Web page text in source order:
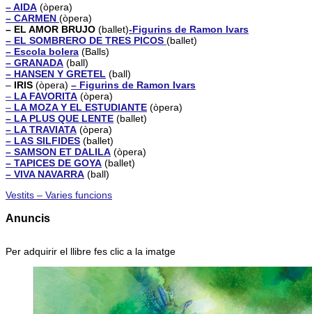
– AIDA (òpera)
– CARMEN (òpera)
– EL AMOR BRUJO (ballet)-Figurins de Ramon Ivars
– EL SOMBRERO DE TRES PICOS (ballet)
– Escola bolera (Balls)
– GRANADA (ball)
– HANSEN Y GRETEL (ball)
– IRIS (òpera) – Figurins de Ramon Ivars
– LA FAVORITA (òpera)
– LA MOZA Y EL ESTUDIANTE (òpera)
– LA PLUS QUE LENTE (ballet)
– LA TRAVIATA (òpera)
– LAS SILFIDES (ballet)
– SAMSON ET DALILA (òpera)
– TAPICES DE GOYA (ballet)
– VIVA NAVARRA (ball)
Vestits – Varies funcions
Anuncis
Per adquirir el llibre fes clic a la imatge